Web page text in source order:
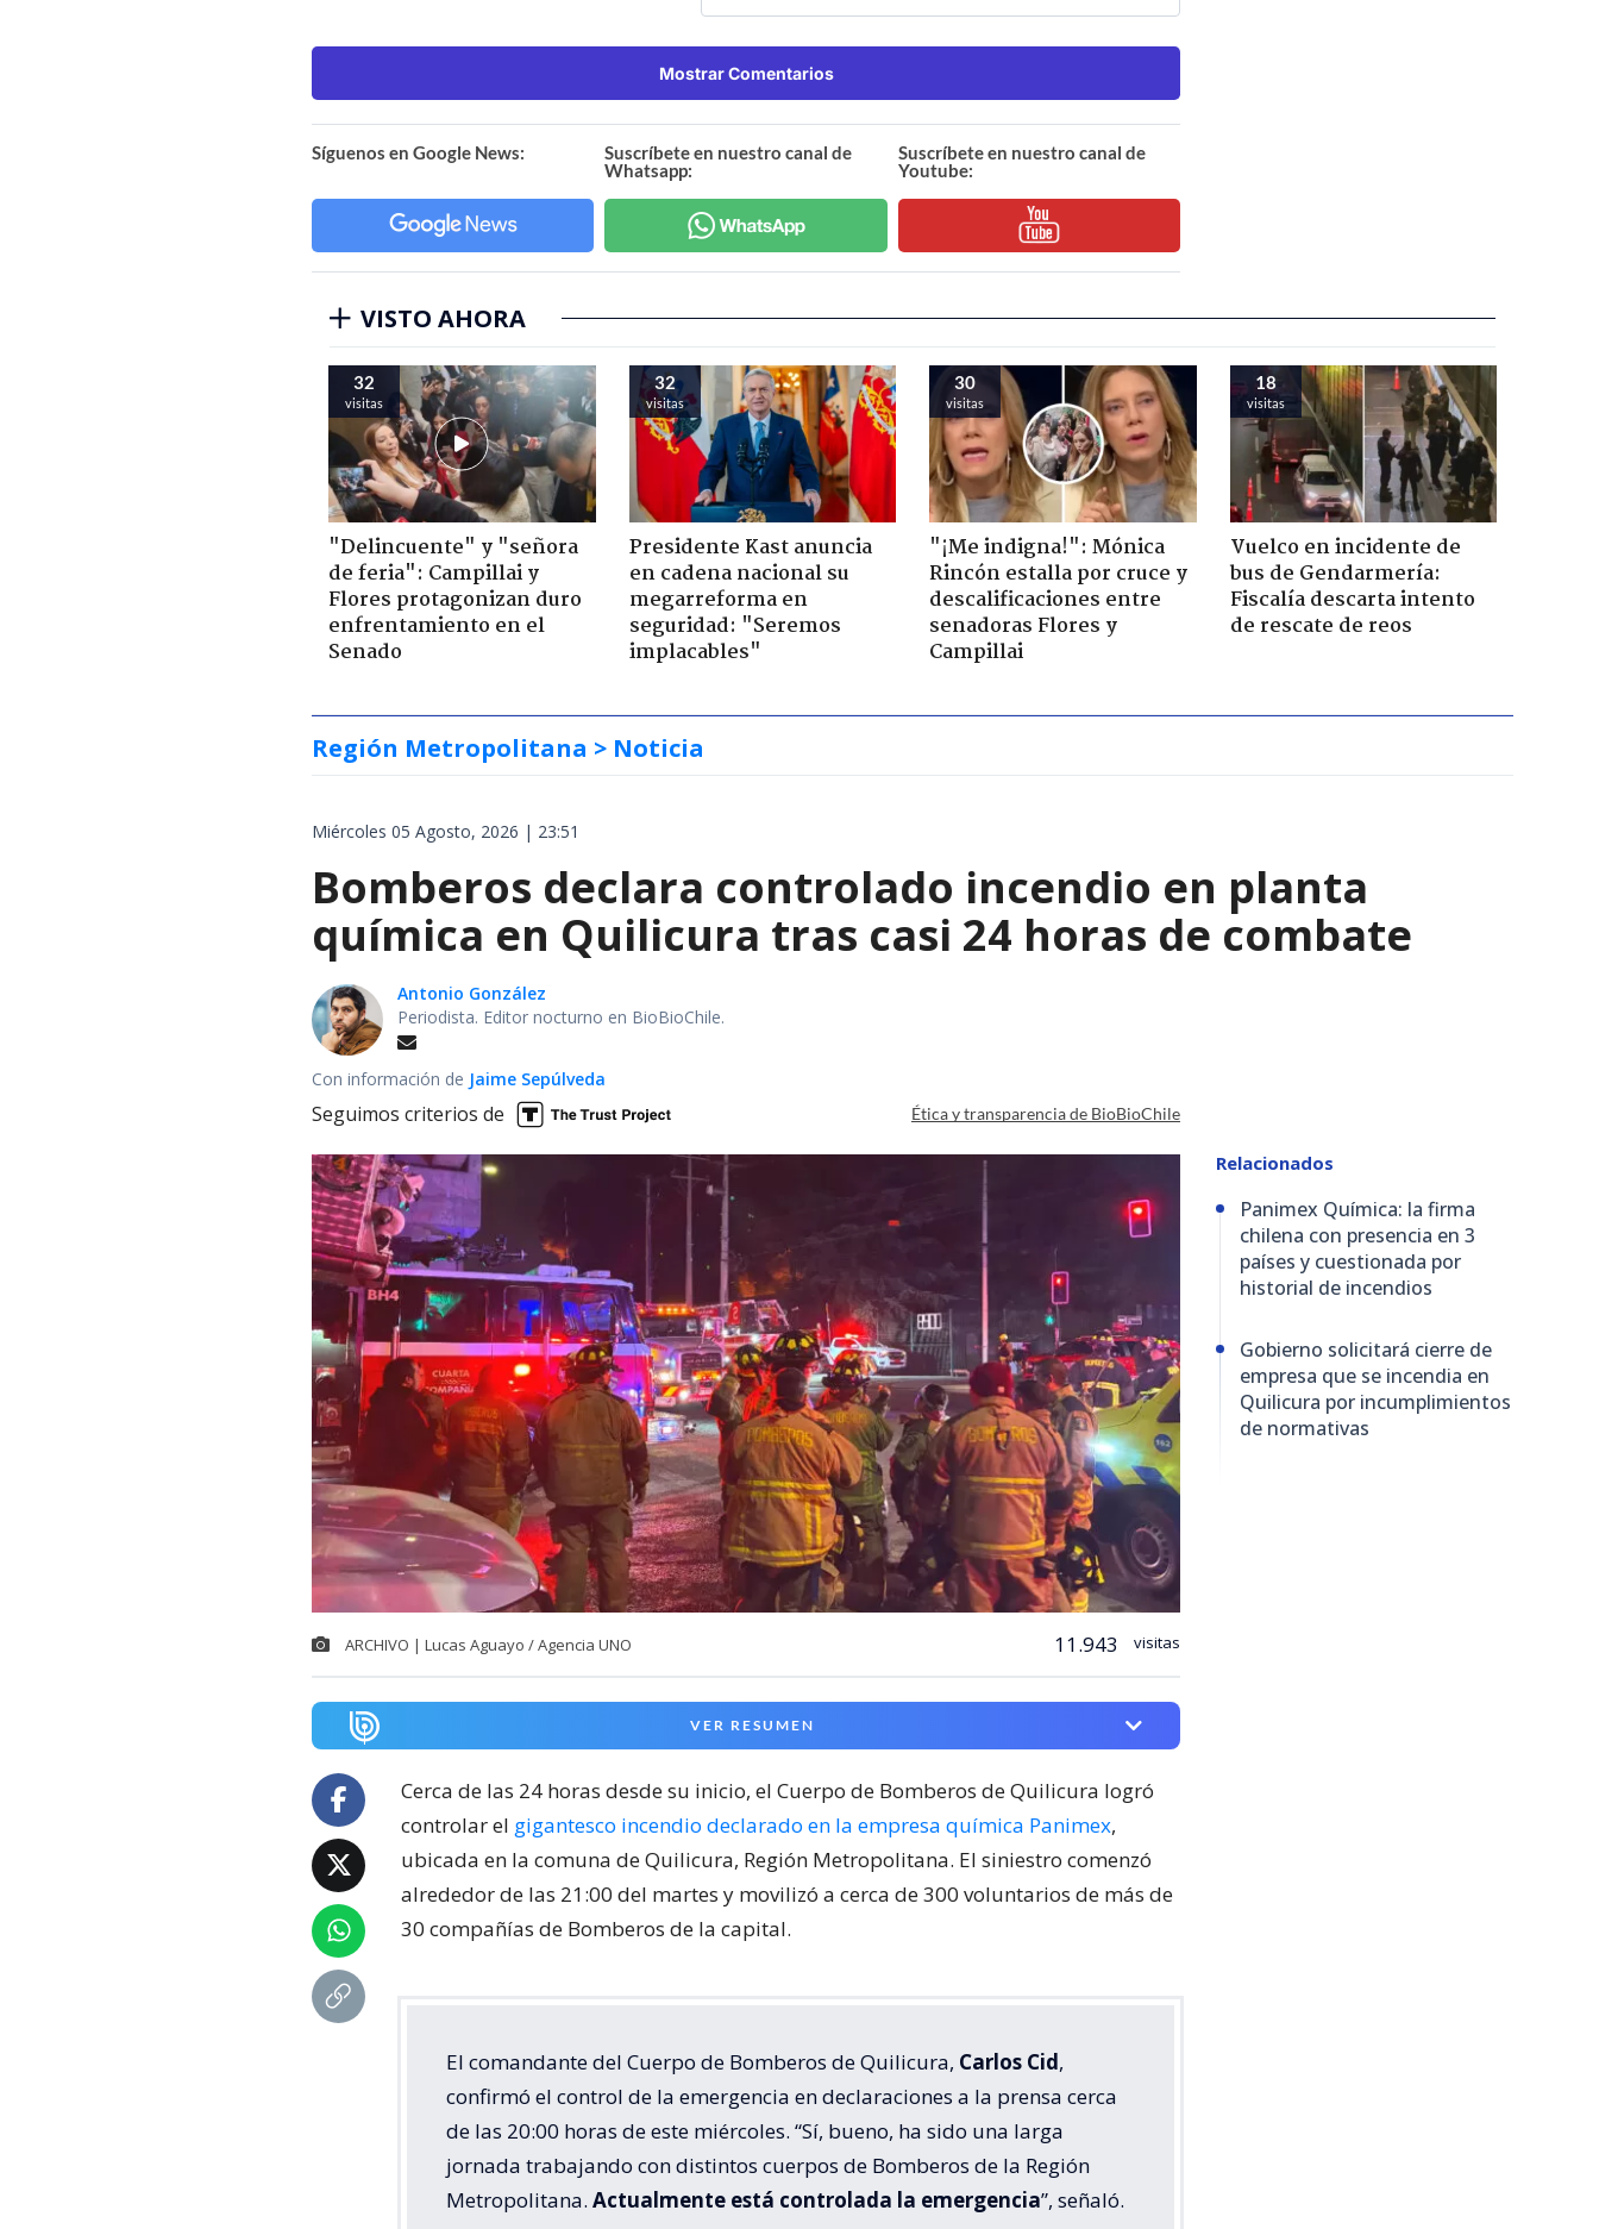
Mostrar Comentarios
Síguenos en Google News:
Suscríbete en nuestro canal de
Whatsapp:
Suscríbete en nuestro canal de
Youtube:
VISTO AHORA
32
visitas
"Delincuente" y "señora
de feria": Campillai y
Flores protagonizan duro
enfrentamiento en el
Senado
32
visitas
Presidente Kast anuncia
en cadena nacional su
megarreforma en
seguridad: "Seremos
implacables"
30
visitas
"¡Me indigna!": Mónica
Rincón estalla por cruce y
descalificaciones entre
senadoras Flores y
Campillai
18
visitas
Vuelco en incidente de
bus de Gendarmería:
Fiscalía descarta intento
de rescate de reos
Región Metropolitana > Noticia
Miércoles 05 Agosto, 2026 | 23:51
Bomberos declara controlado incendio en planta
química en Quilicura tras casi 24 horas de combate
Antonio González
Periodista. Editor nocturno en BioBioChile.
Con información de Jaime Sepúlveda
Seguimos criterios de Ética y transparencia de BioBioChile
ARCHIVO | Lucas Aguayo / Agencia UNO 11.943 visitas
VER RESUMEN
Cerca de las 24 horas desde su inicio, el Cuerpo de Bomberos de Quilicura logró
controlar el gigantesco incendio declarado en la empresa química Panimex,
ubicada en la comuna de Quilicura, Región Metropolitana. El siniestro comenzó
alrededor de las 21:00 del martes y movilizó a cerca de 300 voluntarios de más de
30 compañías de Bomberos de la capital.
El comandante del Cuerpo de Bomberos de Quilicura, Carlos Cid,
confirmó el control de la emergencia en declaraciones a la prensa cerca
de las 20:00 horas de este miércoles. “Sí, bueno, ha sido una larga
jornada trabajando con distintos cuerpos de Bomberos de la Región
Metropolitana. Actualmente está controlada la emergencia”, señaló.
Relacionados
Panimex Química: la firma
chilena con presencia en 3
países y cuestionada por
historial de incendios
Gobierno solicitará cierre de
empresa que se incendia en
Quilicura por incumplimientos
de normativas